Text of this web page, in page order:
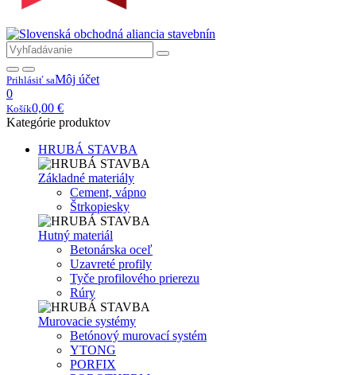
Prihlásiť saMôj účet
0
Košík0,00 €
Kategórie produktov
HRUBÁ STAVBA
Základné materiály
Cement, vápno
Štrkopiesky
Hutný materiál
Betonárska oceľ
Uzavreté profily
Tyče profilového prierezu
Rúry
Murovacie systémy
Betónový murovací systém
YTONG
PORFIX